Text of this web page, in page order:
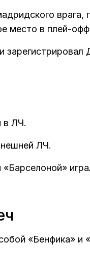
место в плей-
в ЛЧ.
ЛЧ.
«Бенфика» и